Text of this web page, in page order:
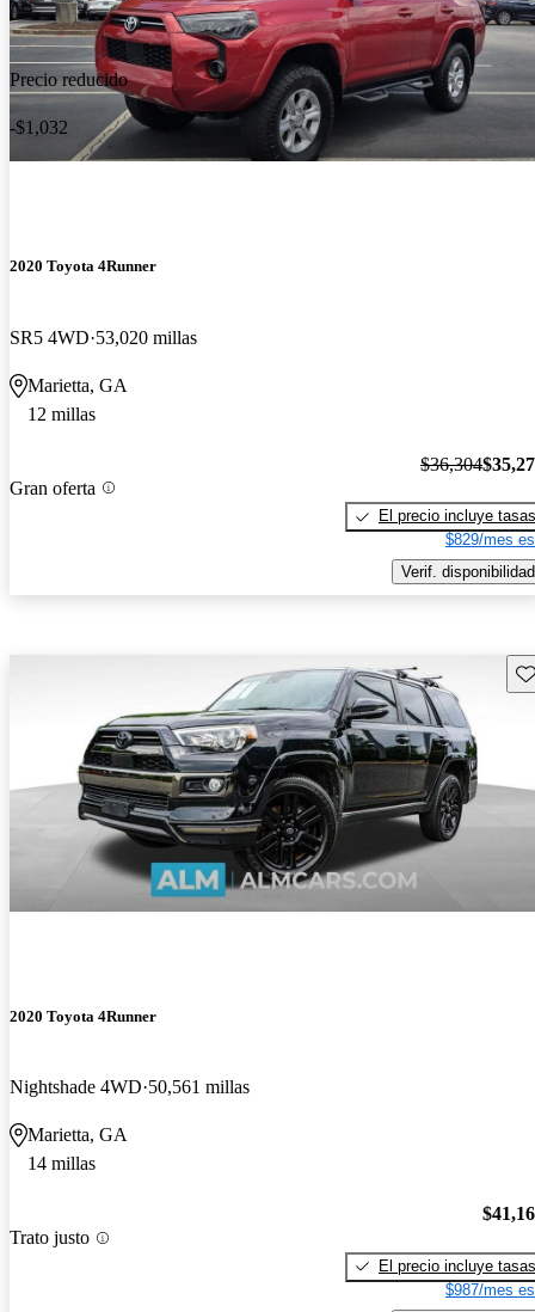
Precio reducido
-$1,032
2020 Toyota 4Runner
SR5 4WD 53,020 millas
Marietta, GA
12 millas
Gran oferta
$36,304
El precio incluye tasas
$829/mes
Verif. disponibilidad
2020 Toyota 4Runner
Nightshade 4WD 50,561 millas
Marietta, GA
14 millas
Trato justo
El precio incluye tasas
$987/mes